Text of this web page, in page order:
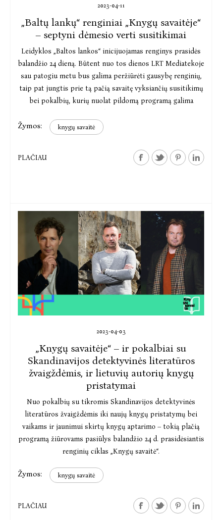
2023-04-11
„Baltų lankų“ renginiai „Knygų savaitėje“
– septyni dėmesio verti susitikimai
Leidyklos „Baltos lankos“ inicijuojamas renginys prasidės
balandžio 24 dieną. Būtent nuo tos dienos LRT Mediatekoje
sau patogiu metu bus galima peržiūrėti gausybę renginių,
taip pat jungtis prie tą pačią savaitę vyksiančių susitikimų
bei pokalbių, kurių nuolat pildomą programą galima
Žymos: knygų savaitė
PLAČIAU
2023-04-03
„Knygų savaitėje“ – ir pokalbiai su
Skandinavijos detektyvinės literatūros
žvaigždėmis, ir lietuvių autorių knygų
pristatymai
Nuo pokalbių su tikromis Skandinavijos detektyvinės
literatūros žvaigždėmis iki naujų knygų pristatymų bei
vaikams ir jaunimui skirtų knygų aptarimo – tokią plačią
programą žiūrovams pasiūlys balandžio 24 d. prasidėsiantis
renginių ciklas „Knygų savaitė“.
Žymos: knygų savaitė
PLAČIAU